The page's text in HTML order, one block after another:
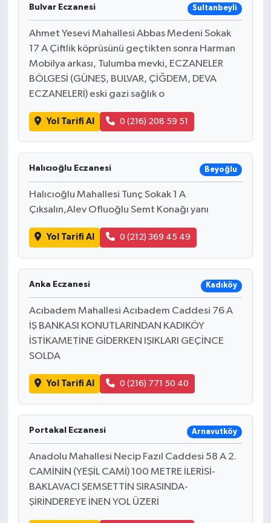
Bulvar Eczanesi Sultanbeyli
Ahmet Yesevi Mahallesi Abbas Medeni Sokak
17 A Çiftlik köprüsünü geçtikten sonra Harman
Mobilya arkası, Tulumba mevki, ECZANELER
BÖLGESİ (GÜNEŞ, BULVAR, ÇİĞDEM, DEVA
ECZANELERİ) eski gazi sağlık o
Yol Tarifi Al 0 (216) 208 59 51
Halıcıoğlu Eczanesi Beyoğlu
Halıcıoğlu Mahallesi Tunç Sokak 1 A
Çıksalın,Alev Ofluoğlu Semt Konağı yanı
Yol Tarifi Al 0 (212) 369 45 49
Anka Eczanesi Kadıköy
Acıbadem Mahallesi Acıbadem Caddesi 76 A
İŞ BANKASI KONUTLARINDAN KADIKÖY
İSTİKAMETİNE GİDERKEN IŞIKLARI GEÇİNCE
SOLDA
Yol Tarifi Al 0 (216) 771 50 40
Portakal Eczanesi Arnavutköy
Anadolu Mahallesi Necip Fazıl Caddesi 58 A 2.
CAMİNİN (YEŞİL CAMİ) 100 METRE İLERİSİ-
BAKLAVACI ŞEMSETTİN SIRASINDA-
ŞİRİNDEREYE İNEN YOL ÜZERİ